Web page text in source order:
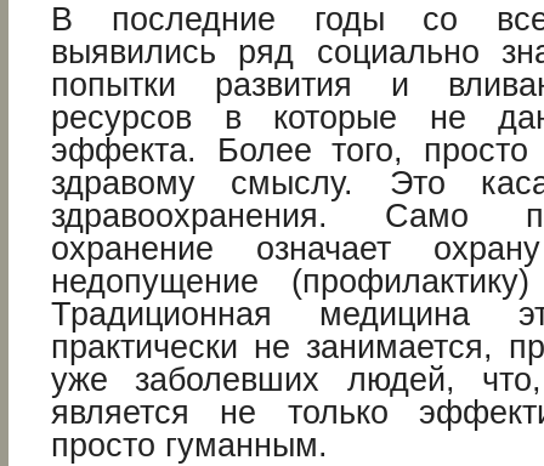
В последние годы со
выявились ряд социально
попытки развития и
ресурсов в которые не
эффекта. Более того, просто
здравому смыслу. Это
здравоохранения. Само
охранение означает
недопущение
Традиционная медицина
практически не занимается,
уже заболевших людей,
является не только
просто гуманным.